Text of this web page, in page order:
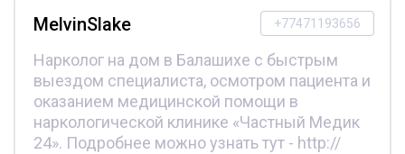
+77471193656
MelvinSlake
Нарколог на дом в Балашихе с быстрым
выездом специалиста, осмотром пациента и
оказанием медицинской помощи в
наркологической клинике «Частный Медик
24». Подробнее можно узнать тут - http://